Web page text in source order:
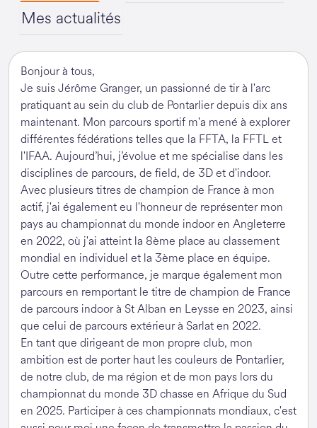
Mes actualités
Bonjour à tous,
Je suis Jérôme Granger, un passionné de tir à l'arc
pratiquant au sein du club de Pontarlier depuis dix ans
maintenant. Mon parcours sportif m'a mené à explorer
différentes fédérations telles que la FFTA, la FFTL et
l'IFAA. Aujourd’hui, j’évolue et me spécialise dans les
disciplines de parcours, de field, de 3D et d'indoor.
Avec plusieurs titres de champion de France à mon
actif, j'ai également eu l'honneur de représenter mon
pays au championnat du monde indoor en Angleterre
en 2022, où j'ai atteint la 8ème place au classement
mondial en individuel et la 3ème place en équipe.
Outre cette performance, je marque également mon
parcours en remportant le titre de champion de France
de parcours indoor à St Alban en Leysse en 2023, ainsi
que celui de parcours extérieur à Sarlat en 2022.
En tant que dirigeant de mon propre club, mon
ambition est de porter haut les couleurs de Pontarlier,
de notre club, de ma région et de mon pays lors du
championnat du monde 3D chasse en Afrique du Sud
en 2025. Participer à ces championnats mondiaux, c'est